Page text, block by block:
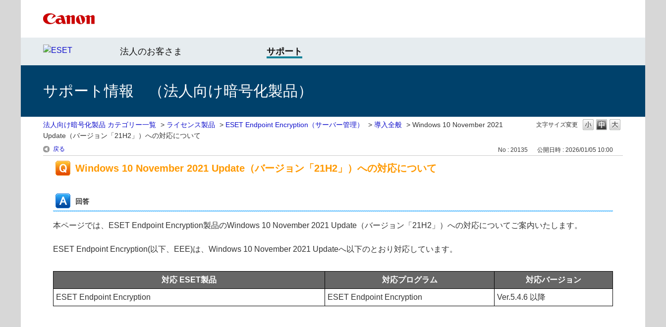
法人のお客さま サポート
サポート情報 （法人向け暗号化製品）
文字サイズ変更
法人向け暗号化製品 カテゴリー一覧 > ライセンス製品 > ESET Endpoint Encryption（サーバー管理） > 導入全般 > Windows 10 November 2021
Update（バージョン「21H2」）への対応について
戻る No : 20135 公開日時 : 2026/01/05 10:00
Windows 10 November 2021 Update（バージョン「21H2」）への対応について
回答
本ページでは、ESET Endpoint Encryption製品のWindows 10 November 2021 Update（バージョン「21H2」）への対応についてご案内いたします。
ESET Endpoint Encryption(以下、EEE)は、Windows 10 November 2021 Updateへ以下のとおり対応しています。
対応 ESET製品 対応プログラム 対応バージョン
ESET Endpoint Encryption ESET Endpoint Encryption Ver.5.4.6 以降